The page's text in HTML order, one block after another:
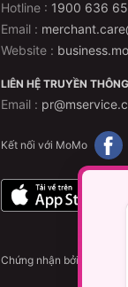
Hotline : 1900 636
Email :
Website :
LIÊN HỆ TRUYỀN THÔNG
Email :
Kết nối với MoMo
Chứng nhận bởi